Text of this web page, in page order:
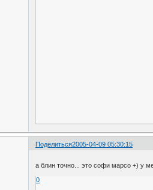
Поделиться2005-04-09 05:30:15
а блин точно... это софи марсо +) у
0